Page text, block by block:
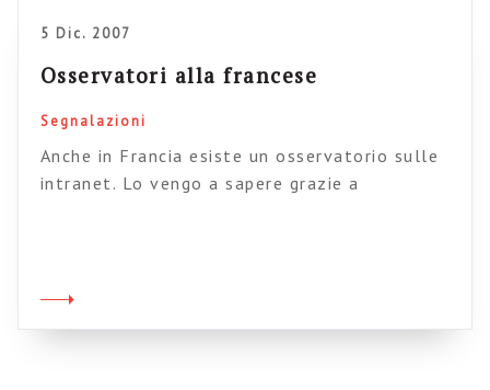
5 Dic. 2007
Osservatori alla francese
Segnalazioni
Anche in Francia esiste un osservatorio sulle
intranet. Lo vengo a sapere grazie a
scaricare da qui.